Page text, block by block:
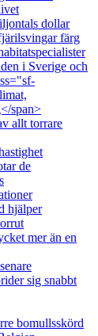
dollar
färg
i Sverige och
span>
allt torrare
de
hjälper
mer än en
sig snabbt
bomullsskörd